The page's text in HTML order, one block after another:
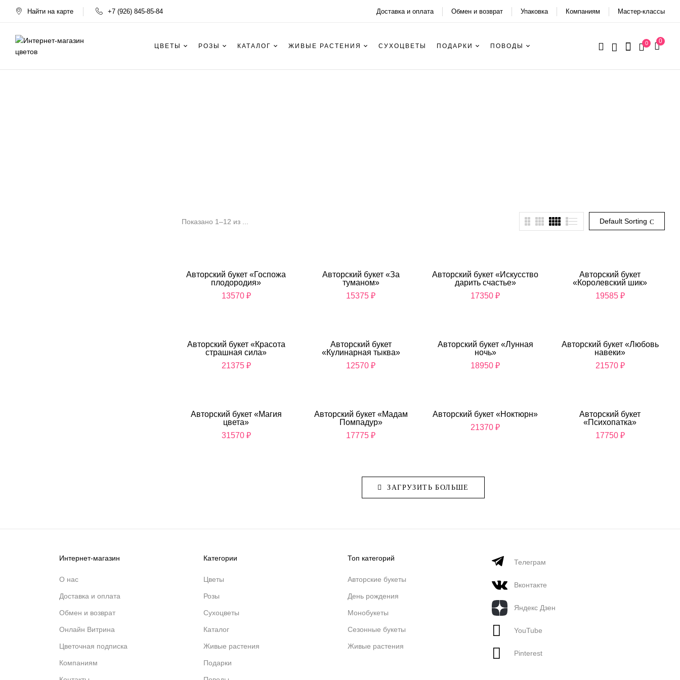
Найти на карте +7 (926) 845-85-84 Доставка и оплата Обмен и возврат Упаковка Компаниям Мастер-классы
ЦВЕТЫ РОЗЫ КАТАЛОГ ЖИВЫЕ РАСТЕНИЯ СУХОЦВЕТЫ ПОДАРКИ ПОВОДЫ 0 0
Default Sorting
Показано 1–12 из ...
Авторский букет «Госпожа
плодородия»
13570 ₽
Авторский букет «За
туманом»
15375₽
Авторский букет «Искусство
дарить счастье»
17350₽
Авторский букет
«Королевский шик»
19585 ₽
Авторский букет «Красота
страшная сила»
21375 ₽
Авторский букет
«Кулинарная тыква»
12570₽
Авторский букет «Лунная
ночь»
18950₽
Авторский букет «Любовь
навеки»
21570 ₽
Авторский букет «Магия
цвета»
31570 ₽
Авторский букет «Мадам
Помпадур»
17775₽
Авторский букет «Ноктюрн»
21370₽
Авторский букет
«Психопатка»
17750 ₽
ЗАГРУЗИТЬ БОЛЬШЕ
Интернет-магазин
О нас
Доставка и оплата
Обмен и возврат
Онлайн Витрина
Цветочная подписка
Компаниям
Категории
Цветы
Розы
Сухоцветы
Каталог
Живые растения
Подарки
Топ категорий
Авторские букеты
День рождения
Монобукеты
Сезонные букеты
Живые растения
Телеграм
Вконтакте
Яндекс Дзен
YouTube
Pinterest